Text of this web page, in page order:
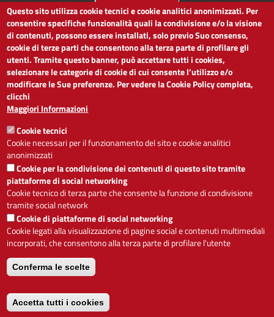
LINK UTILI
Dichiarazione di accessibilità
Obiettivi di accessibilità
Segnalaci problemi di accessibilità
Note legali
Privacy
Accesso riservato
ACCESSIBILITÀ
- A +
Alto contrasto
Servizio realizzato da
Questo sito utilizza cookie tecnici e cookie analitici anonimizzati. Per
consentire specifiche funzionalità quali la condivisione e/o la visione
di contenuti, possono essere installati, solo previo Suo consenso,
cookie di terze parti che consentono alla terza parte di profilare gli
utenti. Tramite questo banner, può accettare tutti i cookies,
selezionare le categorie di cookie di cui consente l’utilizzo e/o
modificare le Sue preferenze. Per vedere la Cookie Policy completa,
clicchi
Maggiori Informazioni
Cookie tecnici
Cookie necessari per il funzionamento del sito e cookie analitici
anonimizzati
Cookie per la condivisione dei contenuti di questo sito tramite
piattaforme di social networking
Cookie tecnico di terza parte che consente la funzione di condivisione
tramite social network
Cookie di piattaforme di social networking
Cookie legati alla visualizzazione di pagine social e contenuti multimediali
incorporati, che consentono alla terza parte di profilare l'utente
Conferma le scelte
Accetta tutti i cookies